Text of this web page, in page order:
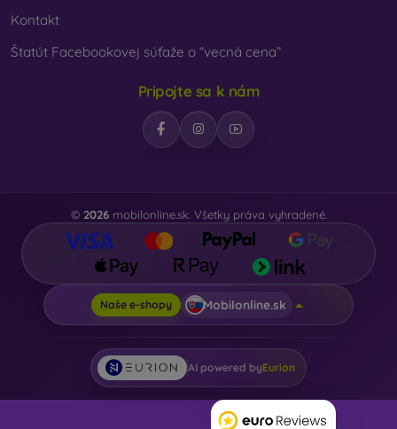
Kontakt
Štatút Facebookovej súťaže o “vecná cena”
Pripojte sa k nám
© 2026mobilonline.sk. Všetky práva vyhradené.
Naše e-shopy Mobilonline.sk
AI powered byEurion